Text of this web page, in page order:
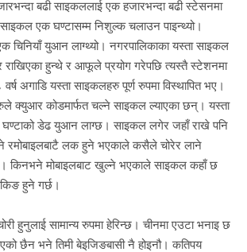
बढी साइकललाई एक हजारभन्दा बढी स्टेसनमा
साइकल एक घण्टासम्म निशुल्क चलाउन पाइन्थ्यो।
चिनियाँ युआन लाग्थ्यो। नगरपालिकाका यस्ता साइकल
हुन्थे र आफूले प्रयोग गरेपछि त्यस्तै स्टेशनमा
अगाडि यस्ता साइकलहरु पूर्ण रुपमा विस्थापित भए।
क्युआर कोडमार्फत चल्ने साइकल ल्याएका छन्। यस्ता
डेढ युआन लाग्छ। साइकल लगेर जहाँ राखे पनि
रमोबाइलबाटै लक हुने भएकाले कसैले चोरेर लाने
किनभने मोबाइलबाट खुल्ने भएकाले साइकल कहाँ छ
हुने गर्छ।
हुनुलाई सामान्य रुपमा हेरिन्छ। चीनमा एउटा भनाइ छ
छैन भने तिमी बेइजिङबासी नै होइनौ। कतिपय